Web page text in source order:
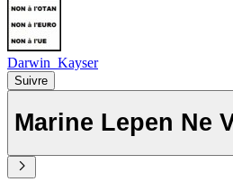
Darwin_Kayser
Suivre
Marine Lepen Ne